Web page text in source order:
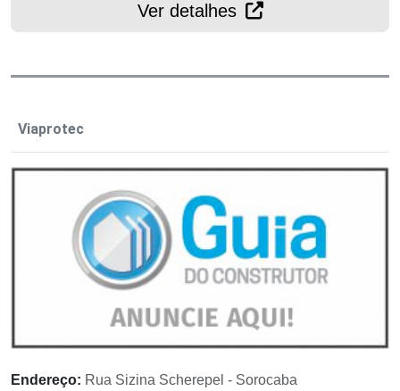
Ver detalhes
Viaprotec
Endereço: Rua Sizina Scherepel - Sorocaba